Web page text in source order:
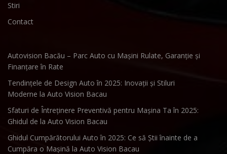
Stiri
Contact
Autovision Bacău – Parc Auto cu Mașini Rulate, Garanție și
Finanțare în Rate
Tendințele de Design Auto în 2025: Inovații și Stiluri
Moderne la Auto Vision Bacau
Sfaturi de Întreținere Preventivă pentru Mașina Ta în 2025:
Ghidul de la Auto Vision Bacau
Ghidul Cumpărătorului Auto în 2025: Ce să Știi înainte de a
Cumpăra o Mașină la Auto Vision Bacau